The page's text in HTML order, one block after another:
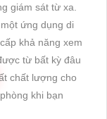
giám sát từ xa.
ứng dụng di
khả năng xem
từ bất kỳ đâu
chất lượng cho
khi bạn